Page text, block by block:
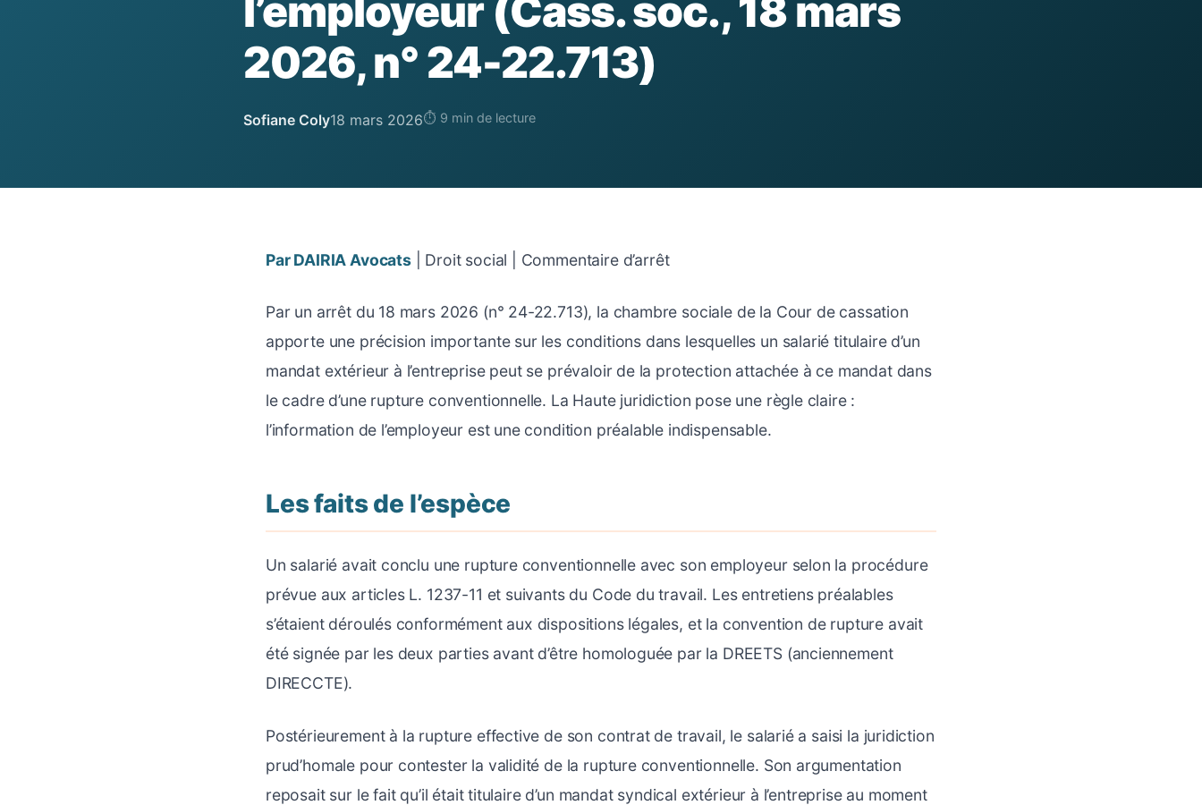
l’employeur (Cass. soc., 18 mars
2026, n° 24-22.713)
Sofiane Coly18 mars 2026⏱ 9 min de lecture
Par DAIRIA Avocats| Droit social | Commentaire d’arrêt
Par un arrêt du 18 mars 2026 (n° 24-22.713), la chambre sociale de la Cour de cassation
apporte une précision importante sur les conditions dans lesquelles un salarié titulaire d’un
mandat extérieur à l’entreprise peut se prévaloir de la protection attachée à ce mandat dans
le cadre d’une rupture conventionnelle. La Haute juridiction pose une règle claire :
l’information de l’employeur est une condition préalable indispensable.
Les faits de l’espèce
Un salarié avait conclu une rupture conventionnelle avec son employeur selon la procédure
prévue aux articles L. 1237-11 et suivants du Code du travail. Les entretiens préalables
s’étaient déroulés conformément aux dispositions légales, et la convention de rupture avait
été signée par les deux parties avant d’être homologuée par la DREETS (anciennement
DIRECCTE).
Postérieurement à la rupture effective de son contrat de travail, le salarié a saisi la juridiction
prud’homale pour contester la validité de la rupture conventionnelle. Son argumentation
reposait sur le fait qu’il était titulaire d’un mandat syndical extérieur à l’entreprise au moment